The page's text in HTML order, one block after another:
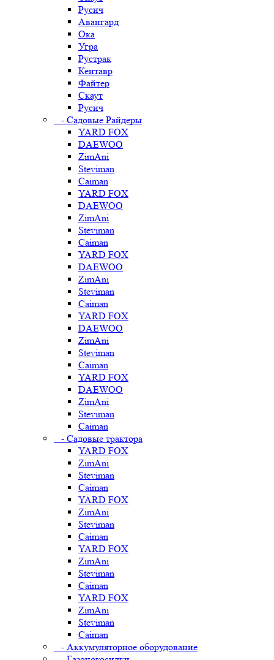
Русич
Авангард
Ока
Угра
Рустрак
Кентавр
Файтер
Скаут
Русич
- Садовые Райдеры
YARD FOX
DAEWOO
ZimAni
Steviman
Caiman
YARD FOX
DAEWOO
ZimAni
Steviman
Caiman
YARD FOX
DAEWOO
ZimAni
Steviman
Caiman
YARD FOX
DAEWOO
ZimAni
Steviman
Caiman
YARD FOX
DAEWOO
ZimAni
Steviman
Caiman
- Садовые трактора
YARD FOX
ZimAni
Steviman
Caiman
YARD FOX
ZimAni
Steviman
Caiman
YARD FOX
ZimAni
Steviman
Caiman
YARD FOX
ZimAni
Steviman
Caiman
- Аккумуляторное оборудование